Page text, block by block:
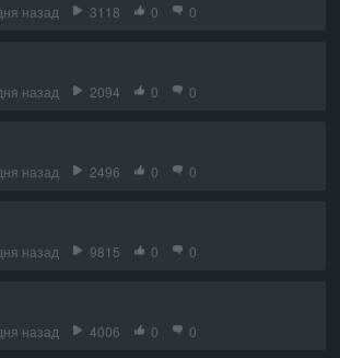
назад 3118 0 0
назад 2094 0 0
назад 2496 0 0
назад 9815 0 0
назад 4006 0 0